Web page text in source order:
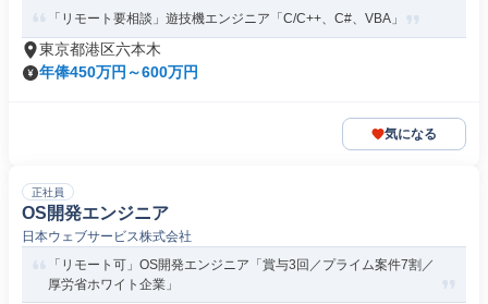
「リモート要相談」遊技機エンジニア「C/C++、C#、VBA」
東京都港区六本木
年俸450万円～600万円
気になる
正社員
OS開発エンジニア
日本ウェブサービス株式会社
「リモート可」OS開発エンジニア「賞与3回／プライム案件7割／
厚労省ホワイト企業」